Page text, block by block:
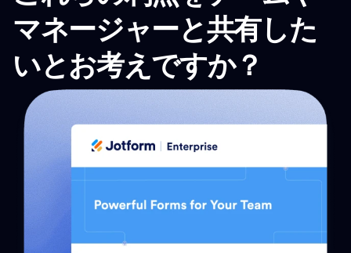
マネージャーと共有した
いとお考えですか？